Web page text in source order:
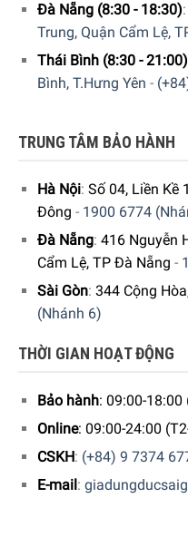
Ngoài ra, Quý khách có
phẩm Dụng Cụ Tiện Ích
Để phục vụ khách hàng
Dụng Đức Sài Gòn đã cho
youtube bằng liên kết
Tại
5/5 -
Đà Nẵng (8:30 - 18:30):
Trung, Quận Cẩm Lệ,
Thái Bình (8:30 - 21:00)
Bình, T.Hưng Yên -
TRUNG TÂM BẢO HÀNH
Hà Nội: Số 04, Liền Kề
Đông - 1900 6774
Đà Nẵng: 416 Nguyễn
Cẩm Lệ, TP Đà Nẵng -
Sài Gòn: 344 Cộng
(Nhánh 6)
THỜI GIAN HOẠT ĐỘNG
Bảo hành: 09:00-18:00
Online: 09:00-24:00
CSKH: (+84) 9 7374
E-mail :